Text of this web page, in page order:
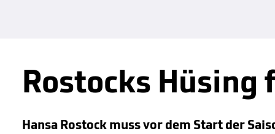
Rostocks
Hansa Rostock muss vor dem Start der